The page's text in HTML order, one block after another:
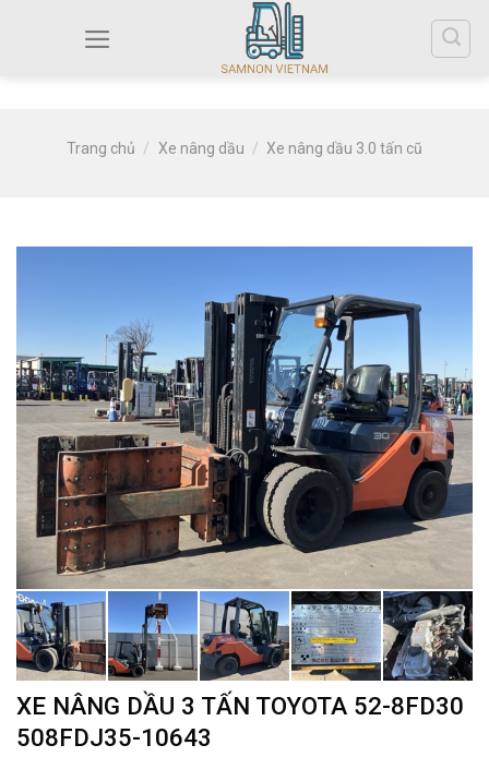
Trang chủ / Xe nâng dầu / Xe nâng dầu 3.0 tấn cũ
XE NÂNG DẦU 3 TẤN TOYOTA 52-8FD30
508FDJ35-10643